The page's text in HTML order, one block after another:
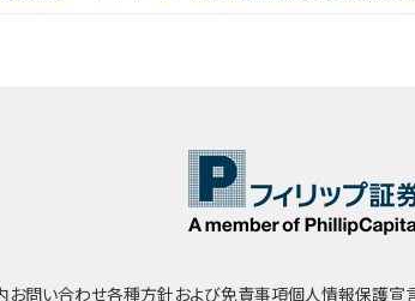
お問い合わせ各種方針および免責事項個人情報保護宣